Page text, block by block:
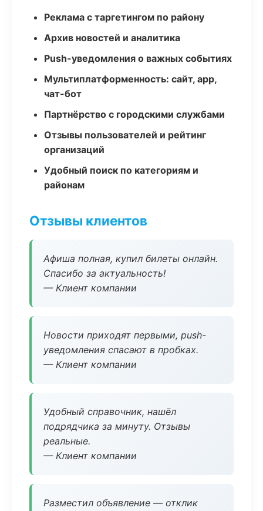
Реклама с таргетингом по району
Архив новостей и аналитика
Push-уведомления о важных событиях
Мультиплатформенность: сайт, app,
чат-бот
Партнёрство с городскими службами
Отзывы пользователей и рейтинг
организаций
Удобный поиск по категориям и
районам
Отзывы клиентов
Афиша полная, купил билеты онлайн.
Спасибо за актуальность!
— Клиент компании
Новости приходят первыми, push-
уведомления спасают в пробках.
— Клиент компании
Удобный справочник, нашёл
подрядчика за минуту. Отзывы
реальные.
— Клиент компании
Разместил объявление — отклик